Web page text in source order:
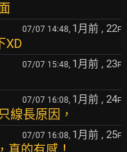
07/07 14:48, 1月前 , 22F
XD
07/07 15:48, 1月前 , 23F
07/07 16:08, 1月前 , 24F
線長原因，
07/07 16:08, 1月前 , 25F